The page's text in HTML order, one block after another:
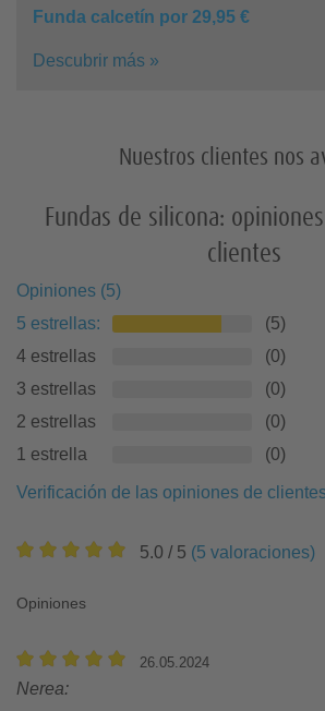
Funda calcetín por 29,95 €
Descubrir más »
Nuestros clientes nos
Fundas de silicona:
clientes
Opiniones (5)
5 estrellas: (5)
4 estrellas
(0)
3 estrellas
(0)
2 estrellas
(0)
1 estrella
(0)
Verificación de las opiniones de
5.0 / 5 (5 valoraciones)
Opiniones
26.05.2024
Nerea: